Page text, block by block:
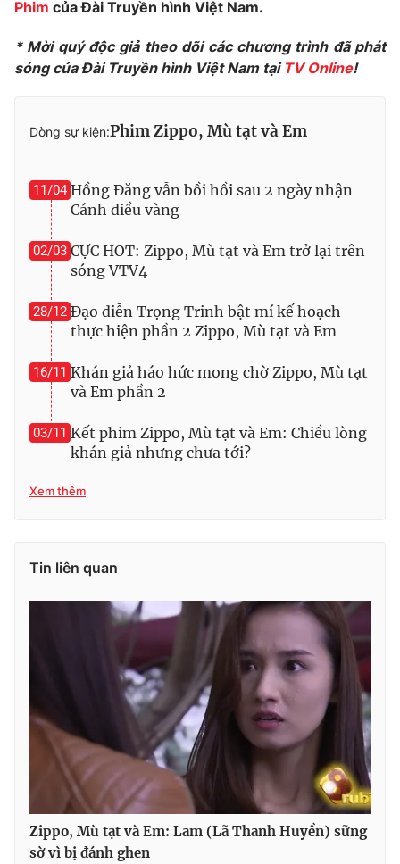
Phim của Đài Truyền hình Việt Nam.
* Mời quý độc giả theo dõi các chương trình đã phát
sóng của Đài Truyền hình Việt Nam tại TV Online!
Dòng sự kiện:Phim Zippo, Mù tạt và Em
11/04 Hồng Đăng vẫn bồi hồi sau 2 ngày nhận
Cánh diều vàng
02/03 CỰC HOT: Zippo, Mù tạt và Em trở lại trên
sóng VTV4
28/12 Đạo diễn Trọng Trinh bật mí kế hoạch
thực hiện phần 2 Zippo, Mù tạt và Em
16/11 Khán giả háo hức mong chờ Zippo, Mù tạt
và Em phần 2
03/11 Kết phim Zippo, Mù tạt và Em: Chiều lòng
khán giả nhưng chưa tới?
Xem thêm
Tin liên quan
Zippo, Mù tạt và Em: Lam (Lã Thanh Huyền) sững
sờ vì bị đánh ghen